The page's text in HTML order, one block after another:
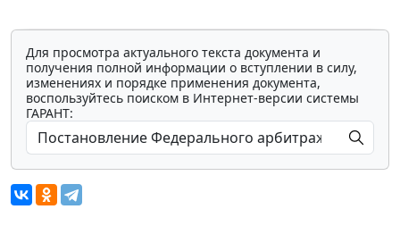
Для просмотра актуального текста документа и
получения полной информации о вступлении в силу,
изменениях и порядке применения документа,
воспользуйтесь поиском в Интернет-версии системы
ГАРАНТ: